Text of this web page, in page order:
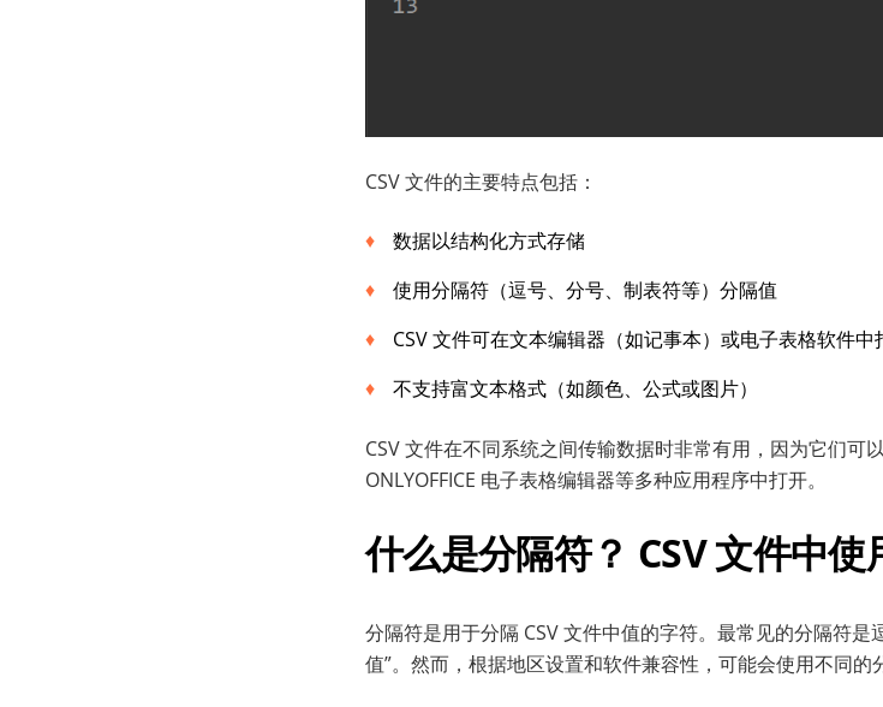
CSV 文件的主要特点包括：
数据以结构化方式存储
使用分隔符（逗号、分号、制表符等）分隔值
CSV 文件可在文本编辑器（如记事本）或电子表格软件中
不支持富文本格式（如颜色、公式或图片）
CSV 文件在不同系统之间传输数据时非常有用，因为它们可
ONLYOFFICE 电子表格编辑器等多种应用程序中打开。
什么是分隔符？ CSV 文件中使
分隔符是用于分隔 CSV 文件中值的字符。最常见的分隔符
值”。然而，根据地区设置和软件兼容性，可能会使用不同的